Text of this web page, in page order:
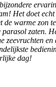
Het doet
de warme zon
parasol zaten.
zeevruchten en
dag!